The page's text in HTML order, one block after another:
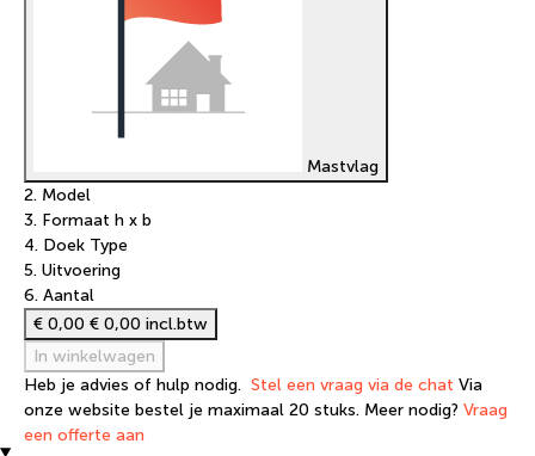
Mastvlag
2. Model
3. Formaat h x b
4. Doek Type
5. Uitvoering
6. Aantal
€ 0,00 € 0,00 incl.btw
In winkelwagen
Heb je advies of hulp nodig. Stel een vraag via de chat Via
onze website bestel je maximaal 20 stuks. Meer nodig? Vraag
een offerte aan